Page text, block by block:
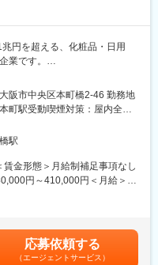
す。
を抱えております。
ネス英語教室へ参加いただけ
チームによる英語サポートを
イベントや社員の自主的なス
ミリーのような雰囲気も特徴
円を超える、化粧品・日用
業です。
を目指しています。
っていただきます。自社の既
設計や新たに建設予定の物流
いたします。発注側のため上
物の維持管理（修繕手配）を
している為、手を動かす事や
阪市中央区本町橋2-46 勤務地
町駅受動喫煙対策：屋内全面
所
駅
金形態＞月給制補足事項なし
円～410,000円＜月給＞
通じて上下する可能性があり
た表記です。
応募依頼する
（エージェントサービス）